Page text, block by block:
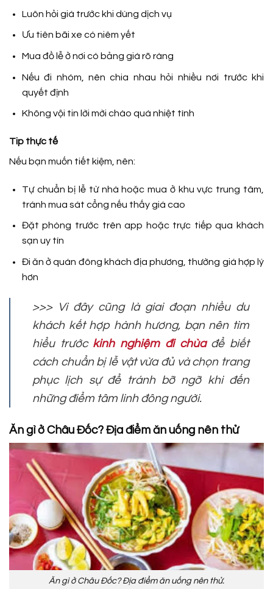
Luôn hỏi giá trước khi dùng dịch vụ
Ưu tiên bãi xe có niêm yết
Mua đồ lễ ở nơi có bảng giá rõ ràng
Nếu đi nhóm, nên chia nhau hỏi nhiều nơi trước khi
quyết định
Không vội tin lời mời chào quá nhiệt tình
Tip thực tế
Nếu bạn muốn tiết kiệm, nên:
Tự chuẩn bị lễ từ nhà hoặc mua ở khu vực trung tâm,
tránh mua sát cổng nếu thấy giá cao
Đặt phòng trước trên app hoặc trực tiếp qua khách
sạn uy tín
Đi ăn ở quán đông khách địa phương, thường giá hợp lý
hơn
>>> Vì đây cũng là giai đoạn nhiều du
khách kết hợp hành hương, bạn nên tìm
hiểu trước kinh nghiệm đi chùađể biết
cách chuẩn bị lễ vật vừa đủ và chọn trang
phục lịch sự để tránh bỡ ngỡ khi đến
những điểm tâm linh đông người.
Ăn gì ở Châu Đốc? Địa điểm ăn uống nên thử
Ăn gì ở Châu Đốc? Địa điểm ăn uống nên thử.